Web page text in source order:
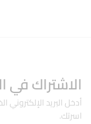
الاشتراك في
أدخل البريد
اسرتك.